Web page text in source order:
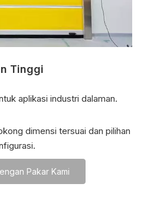
Tinggi
aplikasi industri dalaman.
dimensi tersuai dan pilihan
Pakar Kami